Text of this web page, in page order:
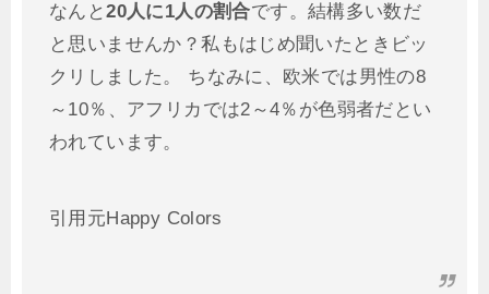
なんと20人に1人の割合です。結構多い数だ
と思いませんか？私もはじめ聞いたときビッ
クリしました。 ちなみに、欧米では男性の8
～10％、アフリカでは2～4％が色弱者だとい
われています。
引用元Happy Colors